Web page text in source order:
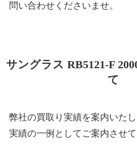
問い合わせくださいませ。
サングラス RB5121-F
て
弊社の買取り実績を案内いた
実績の一例としてご案内させ